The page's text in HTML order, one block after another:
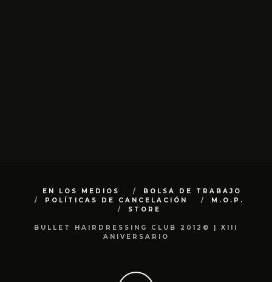
EN LOS MEDIOS
BOLSA DE TRABAJO
POLÍTICAS DE CANCELACIÓN
M.O.P.
STORE
BULLET HAIRDRESSING CLUB 2012© | XIII
ANIVERSARIO